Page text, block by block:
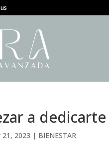
a
21, 2023 | BIENESTAR